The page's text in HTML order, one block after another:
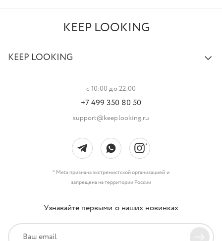
KEEP LOOKING
KEEP LOOKING
с 10:00 до 22:00
+7 499 350 80 50
support@keeplooking.ru
* Meta признана экстремистской организацией и
запрещена на территории России
Узнавайте первыми о наших новинках